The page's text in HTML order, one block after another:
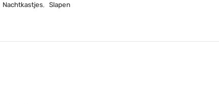
Nachtkastjes, Slapen